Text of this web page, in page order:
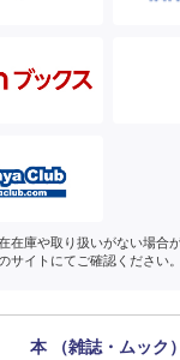
在庫や取り扱いがない場合
サイトにてご確認ください。
本 （雑誌・ムック）